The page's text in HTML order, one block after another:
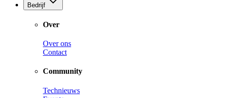
Bedrijf
Over
Over ons
Contact
Community
Technieuws